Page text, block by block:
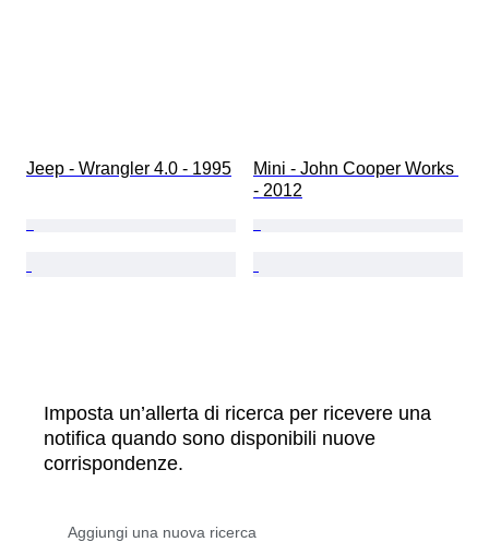
Jeep - Wrangler 4.0 - 1995
Mini - John Cooper Works
- 2012
Imposta un’allerta di ricerca per ricevere una
notifica quando sono disponibili nuove
corrispondenze.